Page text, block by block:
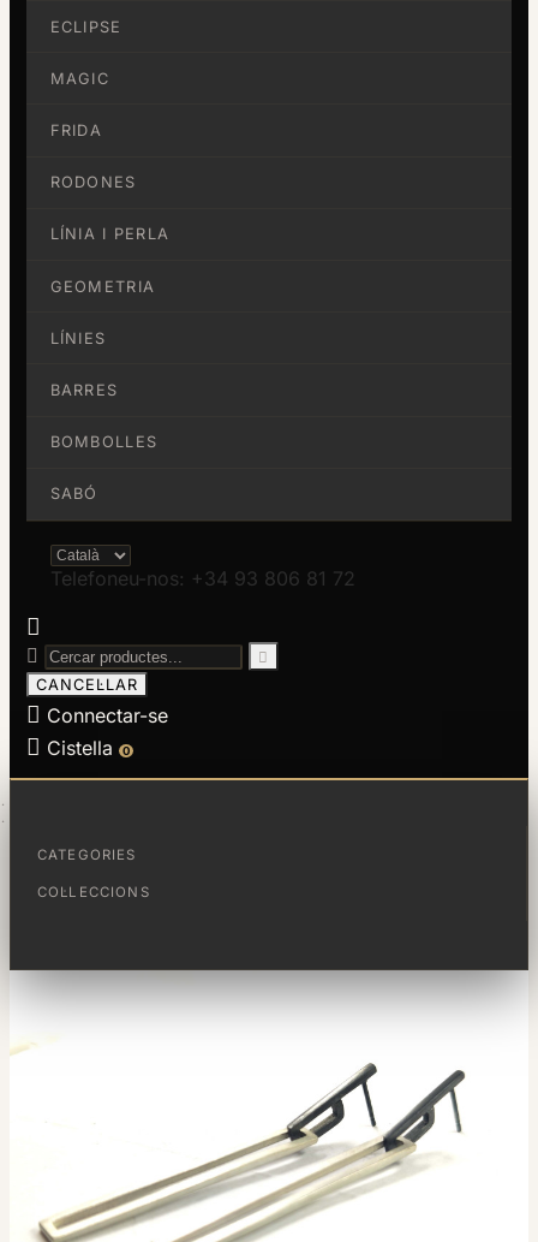
CATEGORIES
COL·LECCIONS
ECLIPSE
MAGIC
FRIDA
RODONES
LÍNIA I PERLA
GEOMETRIA
LÍNIES
BARRES
BOMBOLLES
SABÓ
Telefoneu-nos: +34 93 806 81 72



CANCEL·LAR
 Connectar-se
 Cistella 0